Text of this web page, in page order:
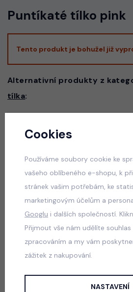
Puntíkaté tílko pink
Tento produkt je bohužel již
Alternativní produkty z
tílka:
Six Seven triko černé
50 Kč
Six Seven triko černé
Cookies
Používáme soubory cookie ke
vašeho oblíbeného e-shopu, k
stránek vašim potřebám, ke
marketingovým účelům a
Googlu i dalších společností.
Přijmout vše nám udělíte
zpracováním a my vám
zážitek z nakupování.
NASTAVENÍ